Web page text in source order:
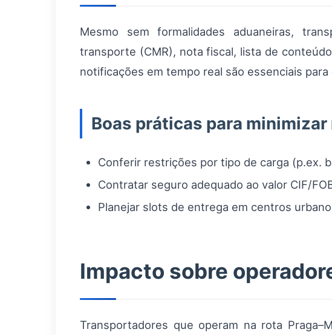
Mesmo sem formalidades aduaneiras,
transporte (CMR), nota fiscal, lista de
notificações em tempo real são essenciais
Boas práticas para
Conferir restrições por tipo de carga (p.ex.
Contratar seguro adequado ao valor CIF/
Planejar slots de entrega em centros
Impacto sobre
Transportadores que operam na rota